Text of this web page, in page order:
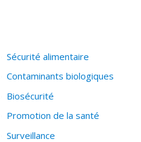
Sécurité alimentaire
Contaminants biologiques
Biosécurité
Promotion de la santé
Surveillance